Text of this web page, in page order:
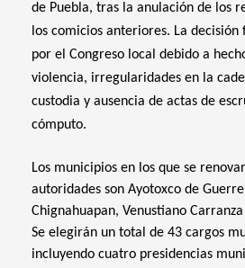
de Puebla, tras la anulación de los
los comicios anteriores. La decisión
por el Congreso local debido a
violencia, irregularidades en la
custodia y ausencia de actas de
cómputo.
Los municipios en los que se
autoridades son Ayotoxco de
Chignahuapan, Venustiano
Se elegirán un total de 43 cargos
incluyendo cuatro presidencias